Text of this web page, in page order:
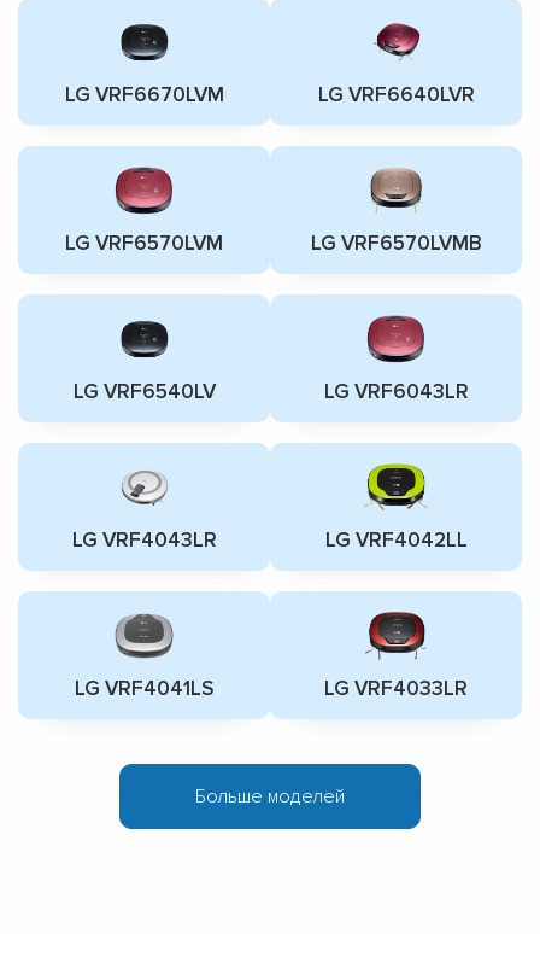
LG VRF6670LVM LG VRF6640LVR
LG VRF6570LVM LG VRF6570LVMB
LG VRF6540LV LG VRF6043LR
LG VRF4043LR LG VRF4042LL
LG VRF4041LS LG VRF4033LR
Больше моделей